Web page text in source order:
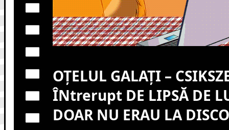
OȚELUL GALAȚI –
ÎNtrerupt DE LIPSĂ DE
DOAR NU ERAU LA